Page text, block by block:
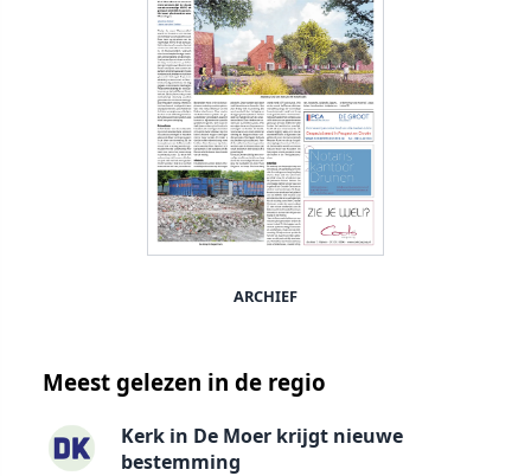
ARCHIEF
Meest gelezen in de regio
Kerk in De Moer krijgt nieuwe
bestemming